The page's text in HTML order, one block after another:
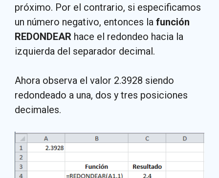
próximo. Por el contrario, si especificamos
un número negativo, entonces la función
REDONDEAR hace el redondeo hacia la
izquierda del separador decimal.
Ahora observa el valor 2.3928 siendo
redondeado a una, dos y tres posiciones
decimales.